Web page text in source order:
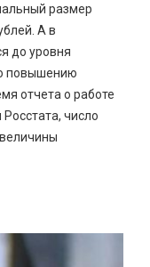
размер
А в
до уровня
повышению
отчета о работе
число